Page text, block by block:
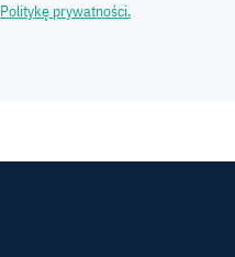
Politykę prywatności.